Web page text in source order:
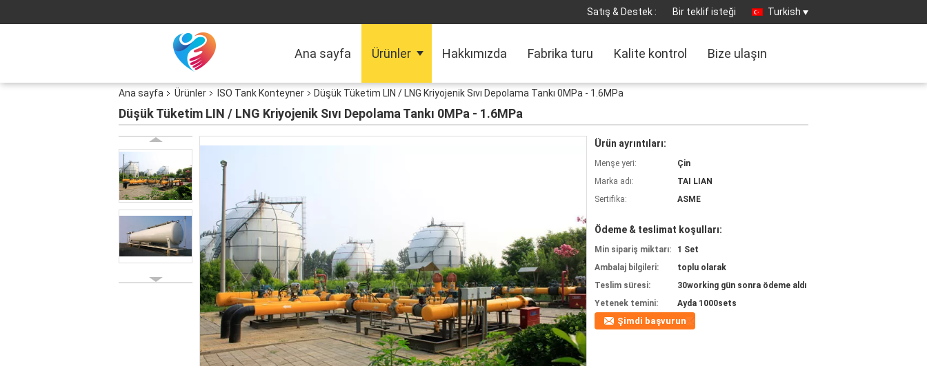
Satış & Destek : Bir teklif isteği Turkish
Ana sayfa Ürünler Hakkımızda Fabrika turu Kalite kontrol Bize ulaşın
Ana sayfa Ürünler ISO Tank Konteyner Düşük Tüketim LIN / LNG Kriyojenik Sıvı Depolama Tankı 0MPa - 1.6MPa
Düşük Tüketim LIN / LNG Kriyojenik Sıvı Depolama Tankı 0MPa - 1.6MPa
Ürün ayrıntıları:
Menşe yeri:
Çin
Marka adı:
TAI LIAN
Sertifika:
ASME
Ödeme & teslimat koşulları:
Min sipariş miktarı:
1 Set
Ambalaj bilgileri:
toplu olarak
Teslim süresi:
30working gün sonra ödeme aldı
Yetenek temini:
Ayda 1000sets
Şimdi başvurun